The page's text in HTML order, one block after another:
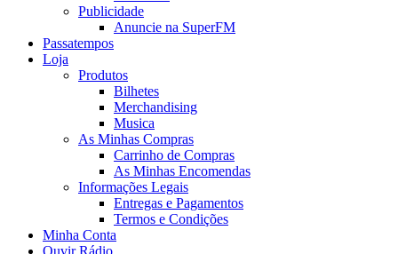
Publicidade
Anuncie na SuperFM
Passatempos
Loja
Produtos
Bilhetes
Merchandising
Musica
As Minhas Compras
Carrinho de Compras
As Minhas Encomendas
Informações Legais
Entregas e Pagamentos
Termos e Condições
Minha Conta
Ouvir Rádio